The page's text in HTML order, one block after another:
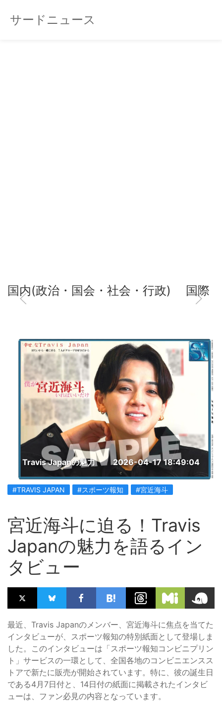
サードニュース
国内(政治・国会・社会・行政) 国際
Travis Japanの魅力 2026-04-17 18:49:04
#TRAVIS JAPAN #スポーツ報知 #宮近海斗
宮近海斗に迫る！Travis
Japanの魅力を語るイン
タビュー
最近、Travis Japanのメンバー、宮近海斗に焦点を当てた
インタビューが、スポーツ報知の特別紙面として登場しま
した。このインタビューは「スポーツ報知コンビニプリン
ト」サービスの一環として、全国各地のコンビニエンスス
トアで新たに販売が開始されています。特に、彼の誕生日
である4月7日付と、14日付の紙面に掲載されたインタビ
ューは、ファン必見の内容となっています。